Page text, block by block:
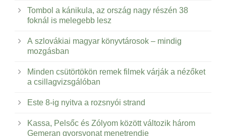
Tombol a kánikula, az ország nagy részén 38
foknál is melegebb lesz
A szlovákiai magyar könyvtárosok – mindig
mozgásban
Minden csütörtökön remek filmek várják a nézőket
a csillagvizsgálóban
Este 8-ig nyitva a rozsnyói strand
Kassa, Pelsőc és Zólyom között változik három
Gemeran gyorsvonat menetrendje